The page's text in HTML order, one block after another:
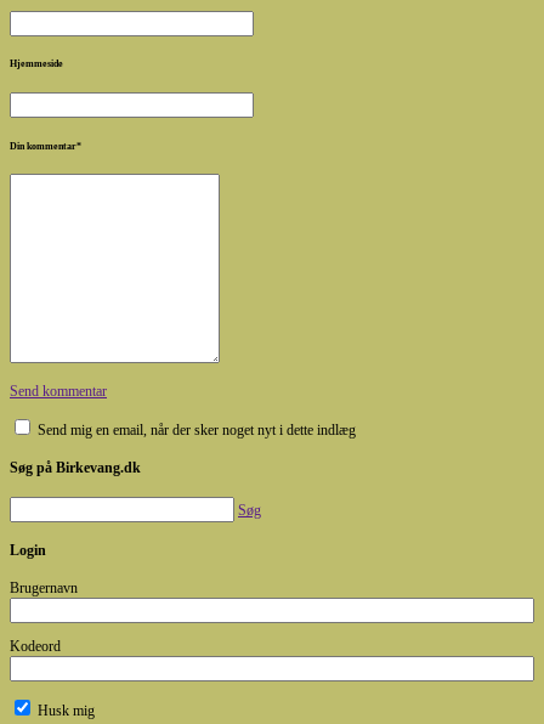
Hjemmeside
Din kommentar*
Send kommentar
Send mig en email, når der sker noget nyt i dette indlæg
Søg på Birkevang.dk
Søg
Login
Brugernavn
Kodeord
Husk mig